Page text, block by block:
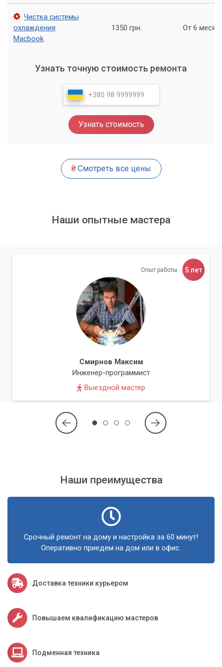
Чистка системы
охлаждения
Macbook
1350 грн. От 6
Узнать точную стоимость ремонта
Узнать стоимость
₴Смотреть все цены
Наши опытные мастера
Опыт работы 5 лет
Смирнов Максим
Инженер-программист
Выездной мастер
Наши преимущества
Срочный ремонт на дому и настройка за 60 минут!
Оперативно приедем на дом или в офис.
Доставка техники курьером
Повышаем квалификацию мастеров
Подменная техника